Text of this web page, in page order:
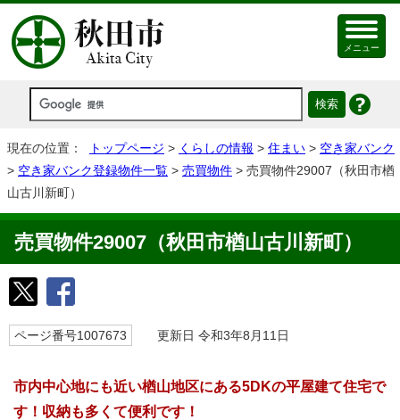
メニュー
現在の位置： トップページ > くらしの情報 > 住まい > 空き家バンク
> 空き家バンク登録物件一覧 > 売買物件 > 売買物件29007（秋田市楢
山古川新町）
売買物件29007（秋田市楢山古川新町）
ページ番号1007673 更新日 令和3年8月11日
市内中心地にも近い楢山地区にある5DKの平屋建て住宅で
す！収納も多くて便利です！